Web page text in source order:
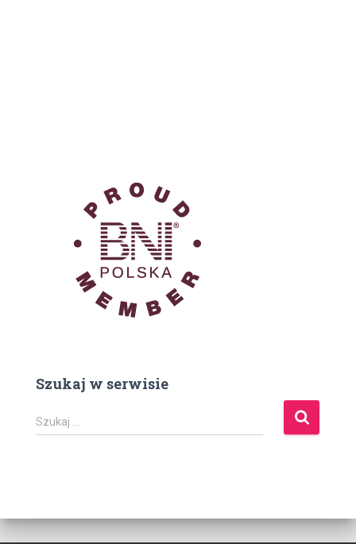
Szukaj w serwisie
S
z
:
Szukaj …